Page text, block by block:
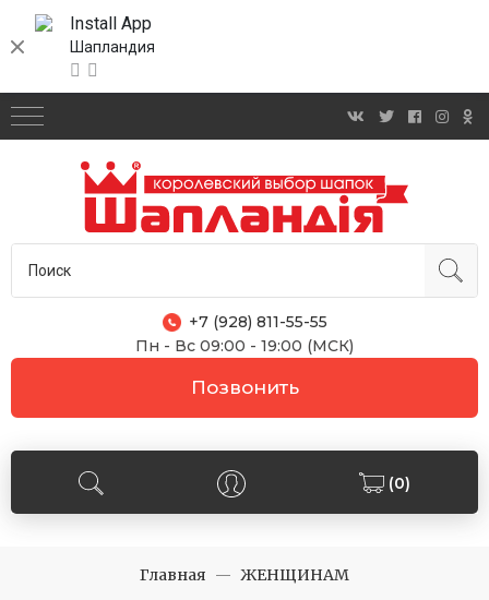
Install App
Шапландия
+7 (928) 811-55-55
Пн - Вс 09:00 - 19:00 (МСК)
Позвонить
(0)
Главная ЖЕНЩИНАМ